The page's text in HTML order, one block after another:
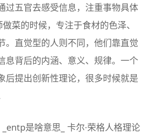
过五官去感受信息，注重事物具体
菜的时候，专注于食材的色泽、
。直觉型的人则不同，他们靠直觉
息背后的内涵、意义、规律。一个
后提出创新性理论，很多时候就是